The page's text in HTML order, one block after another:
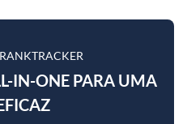
IN-ONE PARA UMA